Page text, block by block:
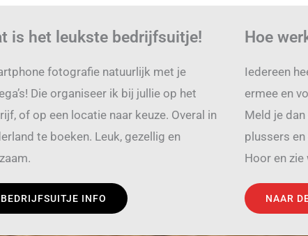
is het leukste bedrijfsuitje!
fotografie natuurlijk met je
Die organiseer ik bij jullie op het
of op een locatie naar keuze. Overal in
te boeken. Leuk, gezellig en
BEDRIJFSUITJE INFO
Hoe
Iedereen
ermee en
Meld je
plussers en
Hoor en
NAAR